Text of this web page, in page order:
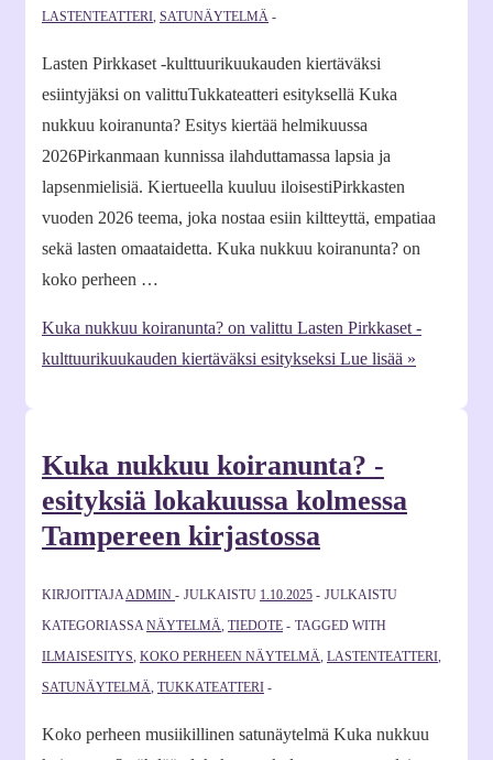
LASTENTEATTERI SATUNÄYTELMÄ
Lasten Pirkkaset -kulttuurikuukauden kiertäväksi
esiintyjäksi on valittuTukkateatteri esityksellä Kuka
nukkuu koiranunta? Esitys kiertää helmikuussa
2026Pirkanmaan kunnissa ilahduttamassa lapsia ja
lapsenmielisiä. Kiertueella kuuluu iloisestiPirkkasten
vuoden 2026 teema, joka nostaa esiin kiltteyttä, empatiaa
sekä lasten omaataidetta. Kuka nukkuu koiranunta? on
koko perheen …
Kuka nukkuu koiranunta? on valittu Lasten Pirkkaset -
kulttuurikuukauden kiertäväksi esitykseksi Lue lisää »
Kuka nukkuu koiranunta? -
esityksiä lokakuussa kolmessa
Tampereen kirjastossa
KIRJOITTAJAADMIN JULKAISTU 1.10.2025
JULKAISTU
KATEGORIASSANÄYTELMÄ, TIEDOTE
TAGGED WITH
ILMAISESITYS, KOKO PERHEEN NÄYTELMÄ, LASTENTEATTERI,
SATUNÄYTELMÄ, TUKKATEATTERI
Koko perheen musiikillinen satunäytelmä Kuka nukkuu